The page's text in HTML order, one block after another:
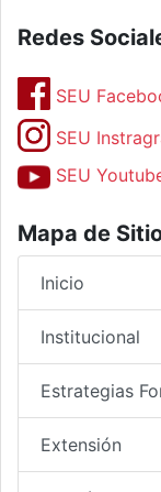
Redes
SEU
SEU
SEU
Mapa de
Inicio
Institucional
Estrategias
Extensión